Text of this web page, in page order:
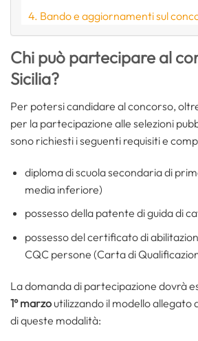
Bando e aggiornamenti sul
Chi può partecipare al
Sicilia?
Per potersi candidare al concorso,
per la partecipazione alle selezioni
sono richiesti i seguenti requisiti e
diploma di scuola secondaria di
media inferiore)
possesso della patente di guida di
possesso del certificato di
CQC persone (Carta di
La domanda di partecipazione dovrà
1° marzo utilizzando il modello allegato
di queste modalità: